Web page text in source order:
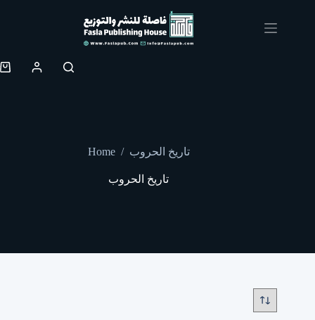
Shopping
Home / تاريخ الحروب
تاريخ الحروب